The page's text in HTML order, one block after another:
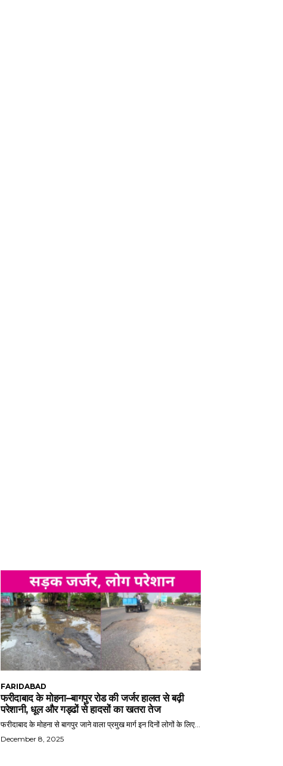
FARIDABAD
फरीदाबाद के मोहना–बागपुर रोड की जर्जर हालत से बढ़ी
परेशानी, धूल और गड्ढों से हादसों का खतरा तेज
फरीदाबाद के मोहना से बागपुर जाने वाला प्रमुख मार्ग इन दिनों लोगों के लिए...
December 8, 2025